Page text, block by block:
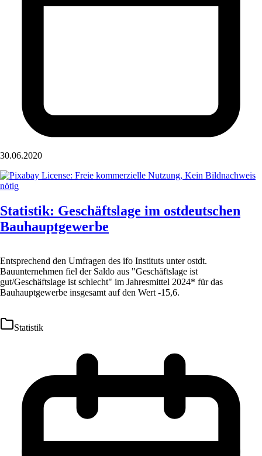
30.06.2020
Statistik: Geschäftslage im ostdeutschen
Bauhauptgewerbe
Entsprechend den Umfragen des ifo Instituts unter ostdt.
Bauunternehmen fiel der Saldo aus "Geschäftslage ist
gut/Geschäftslage ist schlecht" im Jahresmittel 2024* für das
Bauhauptgewerbe insgesamt auf den Wert -15,6.
Statistik